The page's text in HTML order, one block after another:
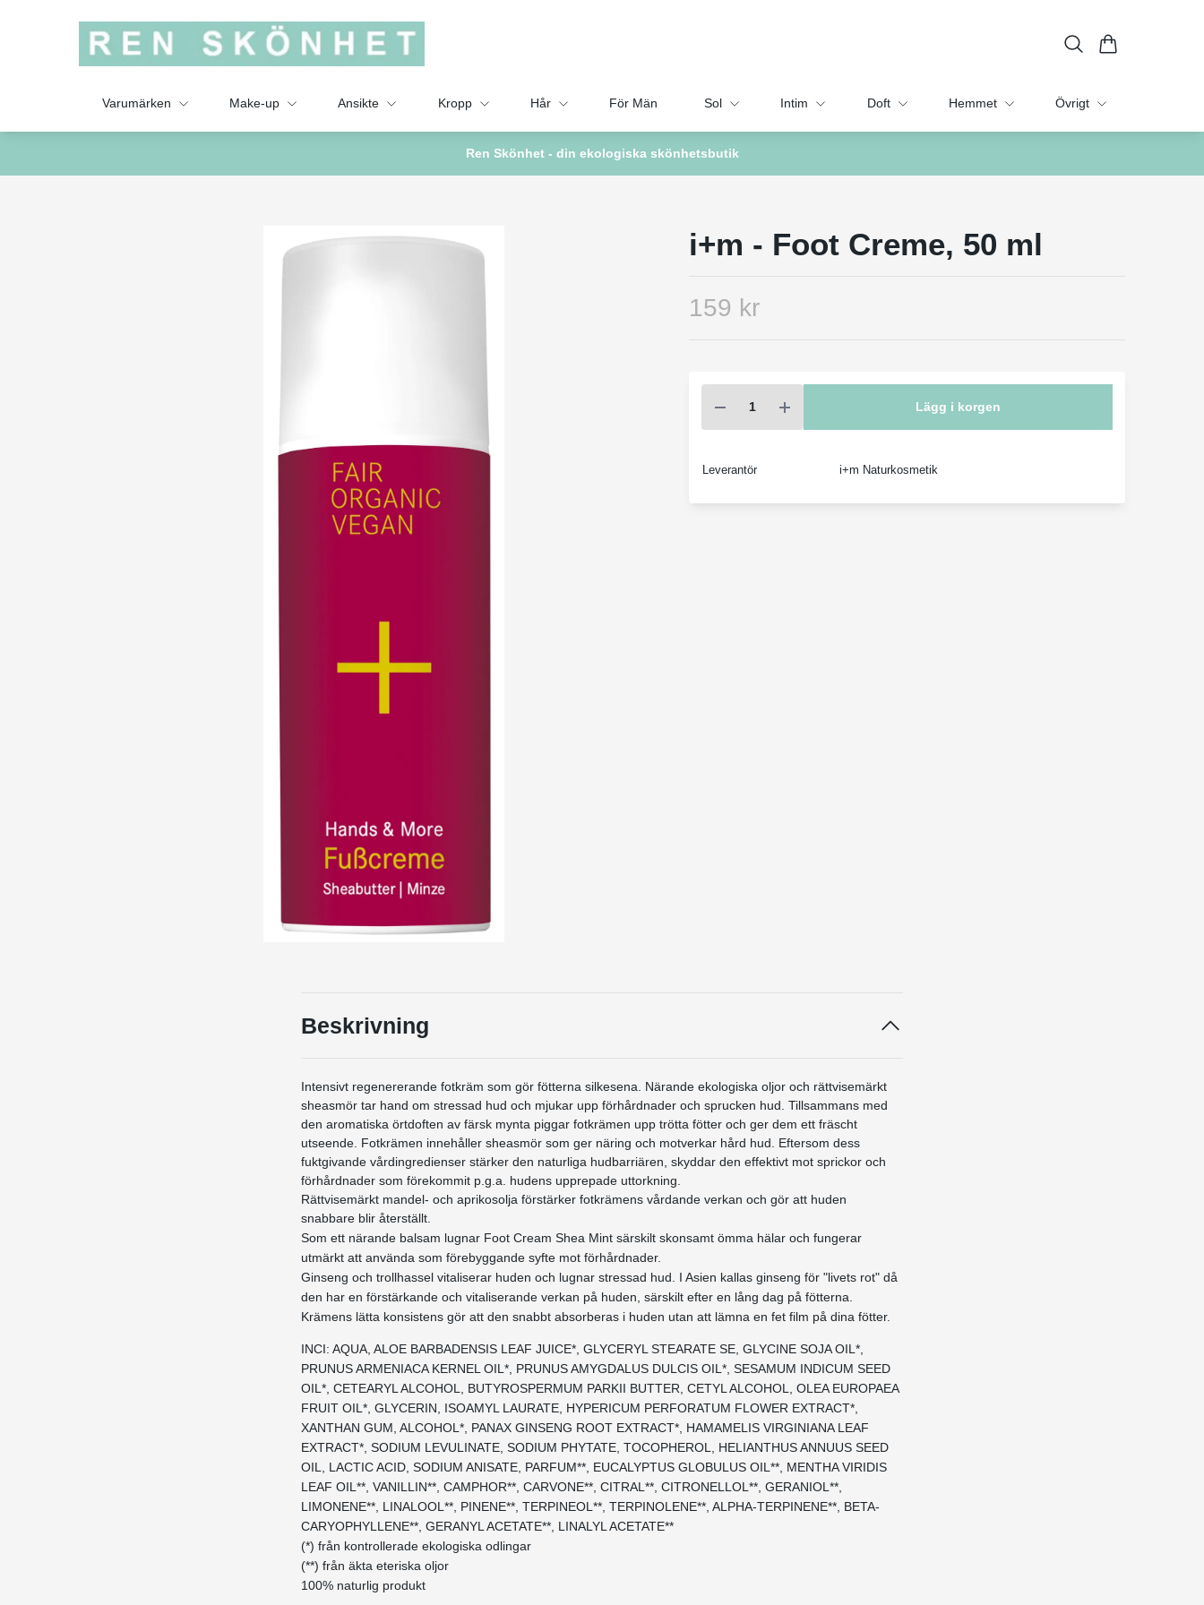
Varumärken Make-up Ansikte Kropp Hår För Män Sol Intim Doft Hemmet Övrigt
Ren Skönhet - din ekologiska skönhetsbutik
i+m - Foot Creme, 50 ml
159 kr
Lägg i korgen
Leverantör i+m Naturkosmetik
Beskrivning
Intensivt regenererande fotkräm som gör fötterna silkesena. Närande ekologiska oljor och rättvisemärkt
sheasmör tar hand om stressad hud och mjukar upp förhårdnader och sprucken hud. Tillsammans med
den aromatiska örtdoften av färsk mynta piggar fotkrämen upp trötta fötter och ger dem ett fräscht
utseende. Fotkrämen innehåller sheasmör som ger näring och motverkar hård hud. Eftersom dess
fuktgivande vårdingredienser stärker den naturliga hudbarriären, skyddar den effektivt mot sprickor och
förhårdnader som förekommit p.g.a. hudens upprepade uttorkning.
Rättvisemärkt mandel- och aprikosolja förstärker fotkrämens vårdande verkan och gör att huden
snabbare blir återställt.
Som ett närande balsam lugnar Foot Cream Shea Mint särskilt skonsamt ömma hälar och fungerar
utmärkt att använda som förebyggande syfte mot förhårdnader.
Ginseng och trollhassel vitaliserar huden och lugnar stressad hud. I Asien kallas ginseng för "livets rot" då
den har en förstärkande och vitaliserande verkan på huden, särskilt efter en lång dag på fötterna.
Krämens lätta konsistens gör att den snabbt absorberas i huden utan att lämna en fet film på dina fötter.
INCI: AQUA, ALOE BARBADENSIS LEAF JUICE*, GLYCERYL STEARATE SE, GLYCINE SOJA OIL*,
PRUNUS ARMENIACA KERNEL OIL*, PRUNUS AMYGDALUS DULCIS OIL*, SESAMUM INDICUM SEED
OIL*, CETEARYL ALCOHOL, BUTYROSPERMUM PARKII BUTTER, CETYL ALCOHOL, OLEA EUROPAEA
FRUIT OIL*, GLYCERIN, ISOAMYL LAURATE, HYPERICUM PERFORATUM FLOWER EXTRACT*,
XANTHAN GUM, ALCOHOL*, PANAX GINSENG ROOT EXTRACT*, HAMAMELIS VIRGINIANA LEAF
EXTRACT*, SODIUM LEVULINATE, SODIUM PHYTATE, TOCOPHEROL, HELIANTHUS ANNUUS SEED
OIL, LACTIC ACID, SODIUM ANISATE, PARFUM**, EUCALYPTUS GLOBULUS OIL**, MENTHA VIRIDIS
LEAF OIL**, VANILLIN**, CAMPHOR**, CARVONE**, CITRAL**, CITRONELLOL**, GERANIOL**,
LIMONENE**, LINALOOL**, PINENE**, TERPINEOL**, TERPINOLENE**, ALPHA-TERPINENE**, BETA-
CARYOPHYLLENE**, GERANYL ACETATE**, LINALYL ACETATE**
(*) från kontrollerade ekologiska odlingar
(**) från äkta eteriska oljor
100% naturlig produkt